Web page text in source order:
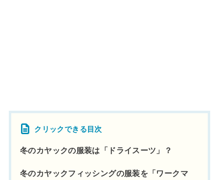
クリックできる目次
冬のカヤックの服装は「ドライスーツ」？
冬のカヤックフィッシングの服装を「ワークマ